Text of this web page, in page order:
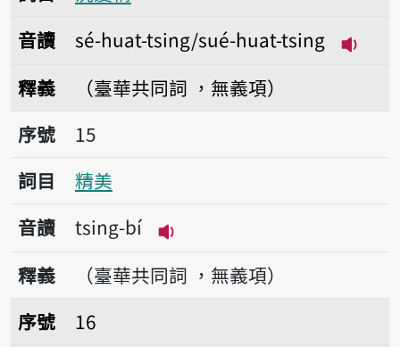
音讀
sé-huat-tsing/sué-huat-tsing
釋義
（臺華共同詞 ，無義項）
序號15精美
序號
15
詞目
精美
音讀
tsing-bí
播放音讀tsing-bí
釋義
（臺華共同詞 ，無義項）
序號16精華
序號
16